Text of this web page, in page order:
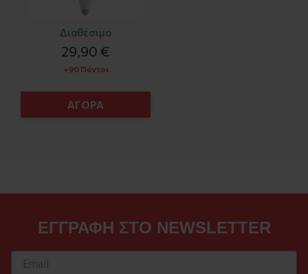
Διαθέσιμο
29,90 €
+90 Πόντοι
ΑΓΟΡΑ
ΕΓΓΡΑΦΗ ΣΤΟ NEWSLETTER